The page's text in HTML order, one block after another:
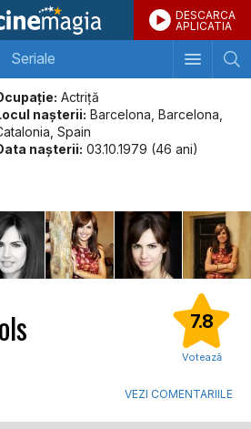
DESCARCA
APLICATIA
Seriale
Actriţă
naşterii: Barcelona, Barcelona,
Spain
naşterii: 03.10.1979 (46 ani)
7.8
Votează
VEZI COMENTARIILE